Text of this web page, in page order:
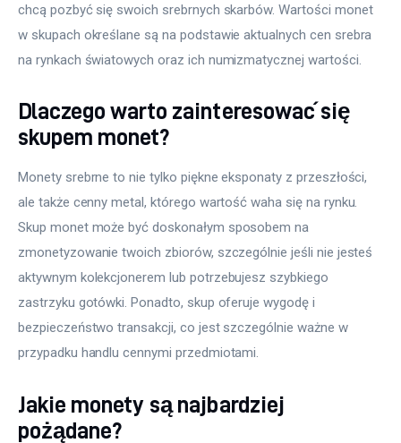
chcą pozbyć się swoich srebrnych skarbów. Wartości monet
w skupach określane są na podstawie aktualnych cen srebra
na rynkach światowych oraz ich numizmatycznej wartości.
Dlaczego warto zainteresować się
skupem monet?
Monety srebrne to nie tylko piękne eksponaty z przeszłości,
ale także cenny metal, którego wartość waha się na rynku.
Skup monet może być doskonałym sposobem na
zmonetyzowanie twoich zbiorów, szczególnie jeśli nie jesteś
aktywnym kolekcjonerem lub potrzebujesz szybkiego
zastrzyku gotówki. Ponadto, skup oferuje wygodę i
bezpieczeństwo transakcji, co jest szczególnie ważne w
przypadku handlu cennymi przedmiotami.
Jakie monety są najbardziej
pożądane?